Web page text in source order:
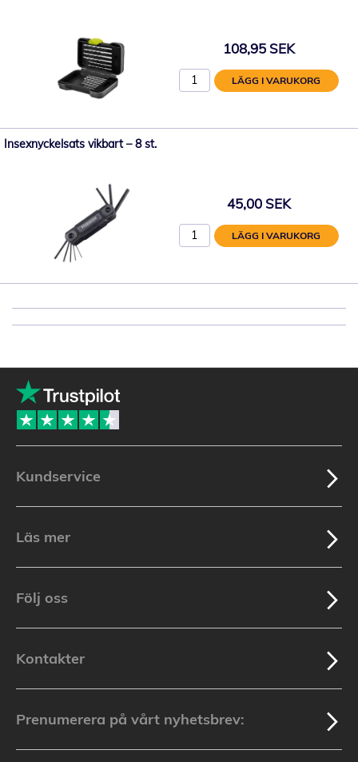
108,95 SEK
LÄGG I VARUKORG
Insexnyckelsats vikbart – 8 st.
45,00 SEK
LÄGG I VARUKORG
Kundservice
Läs mer
Följ oss
Kontakter
Prenumerera på vårt nyhetsbrev: